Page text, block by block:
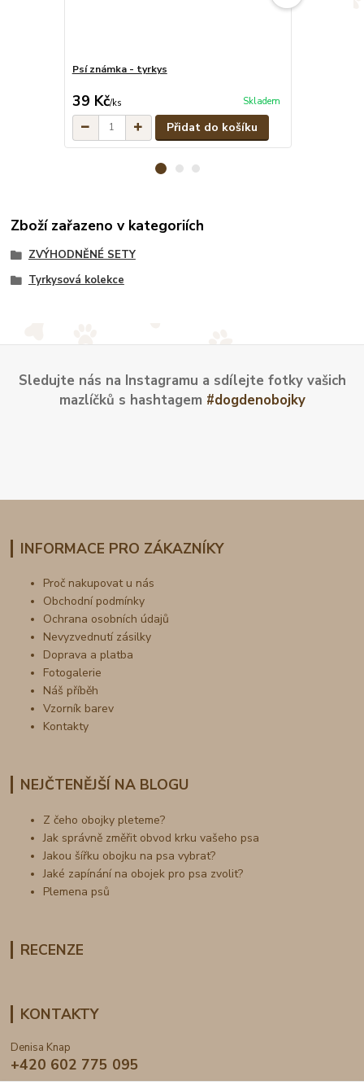
Psí známka - tyrkys
39 Kč/ks Skladem
Přidat do košíku
Zboží zařazeno v kategoriích
ZVÝHODNĚNÉ SETY
Tyrkysová kolekce
Sledujte nás na Instagramu a sdílejte fotky vašich
mazlíčků s hashtagem #dogdenobojky
INFORMACE PRO ZÁKAZNÍKY
Proč nakupovat u nás
Obchodní podmínky
Ochrana osobních údajů
Nevyzvednutí zásilky
Doprava a platba
Fotogalerie
Náš příběh
Vzorník barev
Kontakty
NEJČTENĚJŠÍ NA BLOGU
Z čeho obojky pleteme?
Jak správně změřit obvod krku vašeho psa
Jakou šířku obojku na psa vybrat?
Jaké zapínání na obojek pro psa zvolit?
Plemena psů
RECENZE
KONTAKTY
Denisa Knap
+420 602 775 095